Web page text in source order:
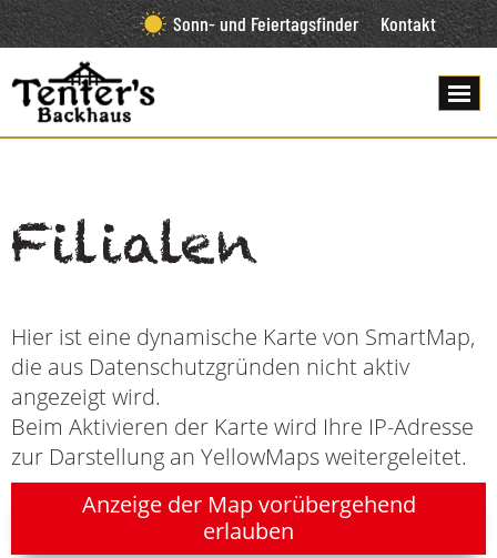
Sonn- und Feiertagsfinder Kontakt
Filialen
Hier ist eine dynamische Karte von SmartMap,
die aus Datenschutzgründen nicht aktiv
angezeigt wird.
Beim Aktivieren der Karte wird Ihre IP-Adresse
zur Darstellung an YellowMaps weitergeleitet.
Anzeige der Map vorübergehend
erlauben